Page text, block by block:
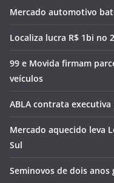
Mercado automotivo
Localiza lucra R$ 1bi no
99 e Movida firmam
veículos
ABLA contrata executiva
Mercado aquecido leva
Sul
Seminovos de dois